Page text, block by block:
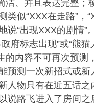
洁、并且表达完整；
“XXX在走路”，
出现XXX的剧情”。
标志出现”或“熊猫
的内容不可再次预测
测一次新招式或新
物只有在近五话之
路飞进入了房间之